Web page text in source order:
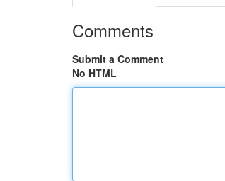
Comments
Submit a Comment
No HTML